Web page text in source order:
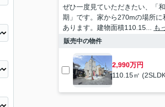
ぜひ一度見ていただきたい、「
期」です。家から270mの場所に
あります。建物面積110.15...
も
販売中の物件
2,990万円
110.15㎡